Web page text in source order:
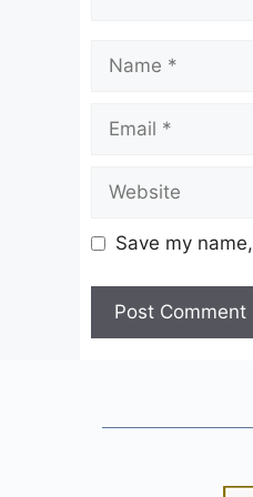
Name
Email
Website
Save my